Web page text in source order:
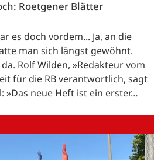
Roetgener Blätter
es doch vordem... Ja, an die
man sich längst gewöhnt.
Rolf Wilden, »Redakteur vom
für die RB verantwortlich, sagt
»Das neue Heft ist ein erster…